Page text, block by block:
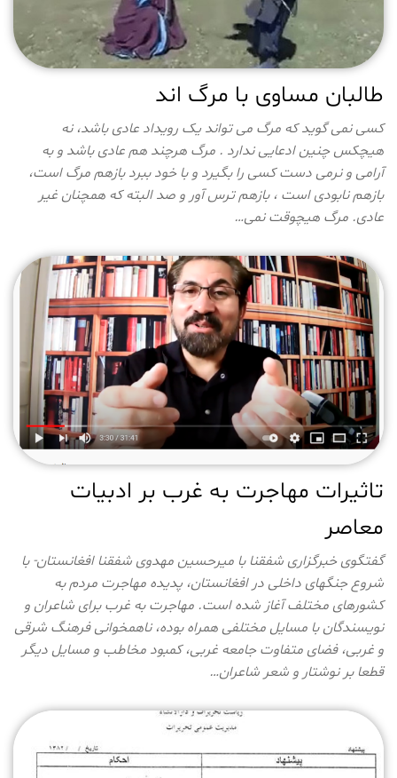
طالبان مساوی با مرگ اند
کسی نمی گوید که مرگ می تواند یک رویداد عادی باشد، نه
هیچکس چنین ادعایی ندارد . مرگ هرچند هم عادی باشد و به
آرامی و نرمی دست کسی را بگیرد و با خود ببرد بازهم مرگ است،
بازهم نابودی است ، بازهم ترس آور و صد البته که همچنان غیر
عادی. مرگ هیچوقت نمی…
تاثیرات مهاجرت به غرب بر ادبیات
معاصر
گفتگوی خبرگزاری شفقنا با میرحسین مهدوی شفقنا افغانستان- با
شروع جنگهای داخلی در افغانستان، پدیده مهاجرت مردم به
کشورهای مختلف آغاز شده است. مهاجرت به غرب برای شاعران و
نویسندگان با مسایل مختلفی همراه بوده، ناهمخوانی فرهنگ شرقی
و غربی، فضای متفاوت جامعه غربی، کمبود مخاطب و مسایل دیگر
قطعا بر نوشتار و شعر شاعران…